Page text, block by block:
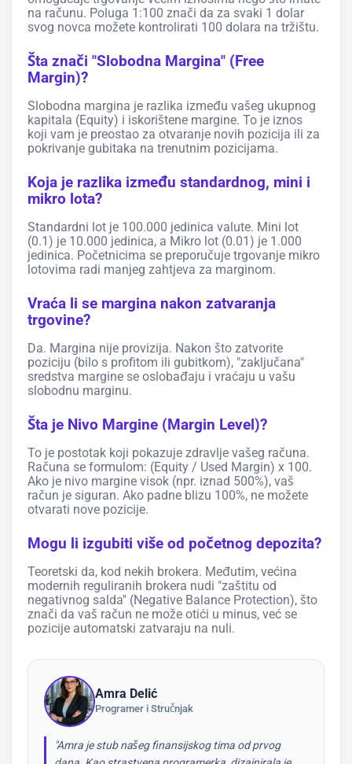
na računu. Poluga 1:100 znači da za svaki 1 dolar
svog novca možete kontrolirati 100 dolara na tržištu.
Šta znači "Slobodna Margina" (Free
Margin)?
Slobodna margina je razlika između vašeg ukupnog
kapitala (Equity) i iskorištene margine. To je iznos
koji vam je preostao za otvaranje novih pozicija ili za
pokrivanje gubitaka na trenutnim pozicijama.
Koja je razlika između standardnog, mini i
mikro lota?
Standardni lot je 100.000 jedinica valute. Mini lot
(0.1) je 10.000 jedinica, a Mikro lot (0.01) je 1.000
jedinica. Početnicima se preporučuje trgovanje mikro
lotovima radi manjeg zahtjeva za marginom.
Vraća li se margina nakon zatvaranja
trgovine?
Da. Margina nije provizija. Nakon što zatvorite
poziciju (bilo s profitom ili gubitkom), "zaključana"
sredstva margine se oslobađaju i vraćaju u vašu
slobodnu marginu.
Šta je Nivo Margine (Margin Level)?
To je postotak koji pokazuje zdravlje vašeg računa.
Računa se formulom: (Equity / Used Margin) x 100.
Ako je nivo margine visok (npr. iznad 500%), vaš
račun je siguran. Ako padne blizu 100%, ne možete
otvarati nove pozicije.
Mogu li izgubiti više od početnog depozita?
Teoretski da, kod nekih brokera. Međutim, većina
modernih reguliranih brokera nudi "zaštitu od
negativnog salda" (Negative Balance Protection), što
znači da vaš račun ne može otići u minus, već se
pozicije automatski zatvaraju na nuli.
Amra Delić
Programer i Stručnjak
"Amra je stub našeg finansijskog tima od prvog